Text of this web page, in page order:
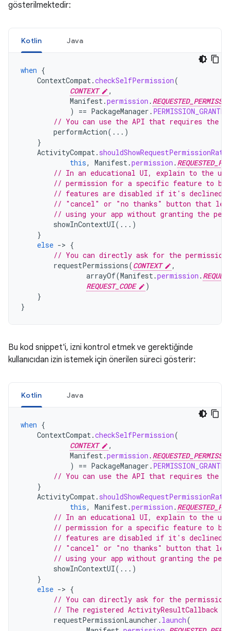
gösterilmektedir:
Kotlin Java
when {
ContextCompat.checkSelfPermission(
CONTEXT
,
Manifest.permission .
)
== PackageManager . PERMISSION_GRANTED
// You can use the API that requires the
performAction(...)
}
ActivityCompat.
this, Manifest.permission .
// In an educational UI, explain to the
// permission for a specific feature to
// features are disabled if it's
// "cancel" or "no thanks" button that
// using your app without granting the
showInContextUI(...)
}
else -> {
// You can directly ask for the
requestPermissions(CONTEXT
,
arrayOf(Manifest.permission .
REQUEST_CODE
)
}
}
Bu kod snippet'i, izni kontrol etmek ve gerektiğinde
kullanıcıdan izin istemek için önerilen süreci gösterir:
Kotlin Java
when {
ContextCompat.checkSelfPermission(
CONTEXT
,
Manifest.permission .
)
== PackageManager . PERMISSION_GRANTED
// You can use the API that requires the
}
ActivityCompat.
this, Manifest.permission .
// In an educational UI, explain to the
// permission for a specific feature to
// features are disabled if it's
// "cancel" or "no thanks" button that
// using your app without granting the
showInContextUI(...)
}
else -> {
// You can directly ask for the
// The registered ActivityResultCallback
requestPermissionLauncher . launch(